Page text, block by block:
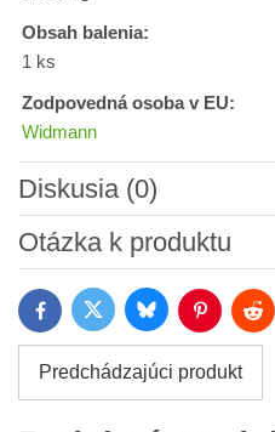
Obsah balenia:
1 ks
Zodpovedná osoba v EU:
Widmann
Diskusia (0)
Nový komentár
Názov:
Meno:*
Otázka k produktu
*
FacebookTwitter BlueskyPinterest
Predchádzajúci produkt